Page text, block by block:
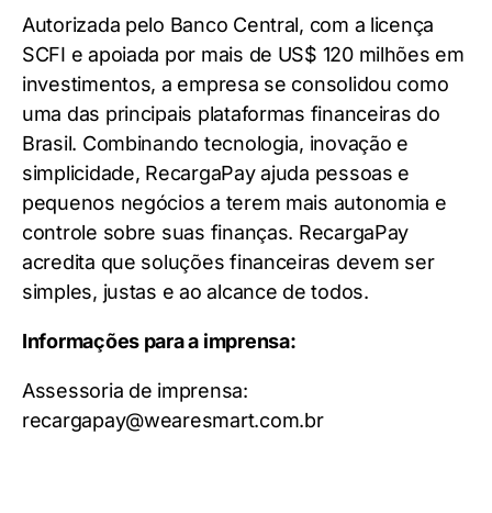
Autorizada pelo Banco Central, com a licença
SCFI e apoiada por mais de US$ 120 milhões em
investimentos, a empresa se consolidou como
uma das principais plataformas financeiras do
Brasil. Combinando tecnologia, inovação e
simplicidade, RecargaPay ajuda pessoas e
pequenos negócios a terem mais autonomia e
controle sobre suas finanças. RecargaPay
acredita que soluções financeiras devem ser
simples, justas e ao alcance de todos.
Informações para a imprensa:
Assessoria de imprensa:
recargapay@wearesmart.com.br